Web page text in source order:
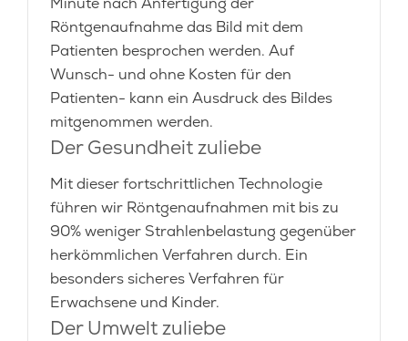
Röntgenaufnahme das Bild mit dem
Patienten besprochen werden. Auf
Wunsch- und ohne Kosten für den
Patienten- kann ein Ausdruck des Bildes
mitgenommen werden.
Der Gesundheit zuliebe
Mit dieser fortschrittlichen Technologie
führen wir Röntgenaufnahmen mit bis zu
90% weniger Strahlenbelastung gegenüber
herkömmlichen Verfahren durch. Ein
besonders sicheres Verfahren für
Erwachsene und Kinder.
Der Umwelt zuliebe